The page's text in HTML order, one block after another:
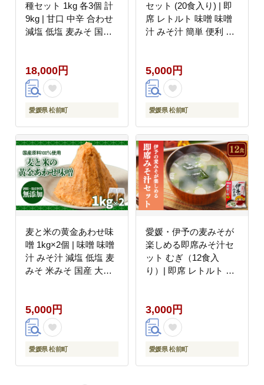
種セット 1kg 各3個 計
9kg | 甘口 中辛 合わせ
減塩 低塩 麦みそ 国産
味噌汁 みそ汁 愛媛県
松前町 えひめけん まさ
きちょう ギノーみそ
18,000円
愛媛県 松前町
セット (20食入り) | 即
席 レトルト 味噌 味噌
汁 みそ汁 簡単 便利 具
塩 麦みそ 国産 大麦 大
豆 味噌 みそ 粒みそ 調
味料 麹 こうじ 味噌汁
みそ汁 愛媛県 松前町
う ギノーみそ
5,000円
愛媛県 松前町
麦と米の黄金あわせ味
噌 1kg×2個 | 味噌 味噌
汁 みそ汁 減塩 低塩 麦
みそ 米みそ 国産 大麦
むぎ 麹 こうじ 味噌汁
みそ汁 愛媛県 松前町
えひめけん まさきちょ
う ギノーみそ
5,000円
愛媛県 松前町
愛媛・伊予の麦みそが
楽しめる即席みそ汁セ
ット むぎ（12食入
り）| 即席 レトルト 味
べ 父の日 一人暮らし
減塩 低塩 麦みそ 国産
大麦 大豆 味噌 みそ 粒
みそ 調味料 麹 こうじ
3,000円
愛媛県 松前町